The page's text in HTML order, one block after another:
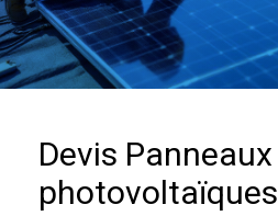
Devis Panneaux
photovoltaïques